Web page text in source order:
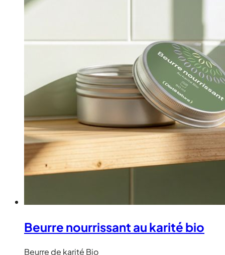
Beurre nourrissant au karité bio
Beurre de karité Bio